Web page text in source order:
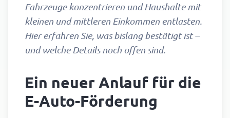
Fahrzeuge konzentrieren und Haushalte mit
kleinen und mittleren Einkommen entlasten.
Hier erfahren Sie, was bislang bestätigt ist –
und welche Details noch offen sind.
Ein neuer Anlauf für die
E-Auto-Förderung